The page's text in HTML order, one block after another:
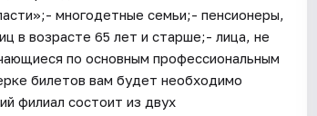
многодетные семьи;- пенсионеры,
в возрасте 65 лет и старше;- лица, не
по основным профессиональным
билетов вам будет необходимо
филиал состоит из двух